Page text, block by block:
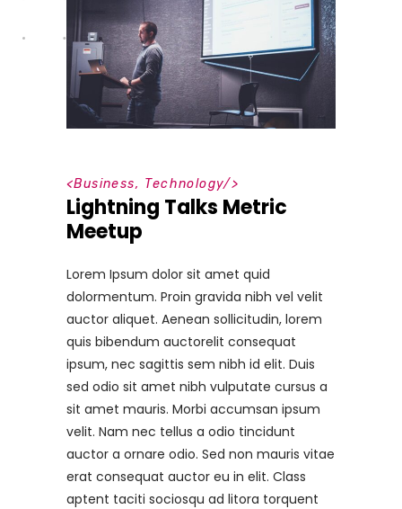
<Business, Technology/>
Lightning Talks Metric
Meetup
Lorem Ipsum dolor sit amet quid
dolormentum. Proin gravida nibh vel velit
auctor aliquet. Aenean sollicitudin, lorem
quis bibendum auctorelit consequat
ipsum, nec sagittis sem nibh id elit. Duis
sed odio sit amet nibh vulputate cursus a
sit amet mauris. Morbi accumsan ipsum
velit. Nam nec tellus a odio tincidunt
auctor a ornare odio. Sed non mauris vitae
erat consequat auctor eu in elit. Class
aptent taciti sociosqu ad litora torquent